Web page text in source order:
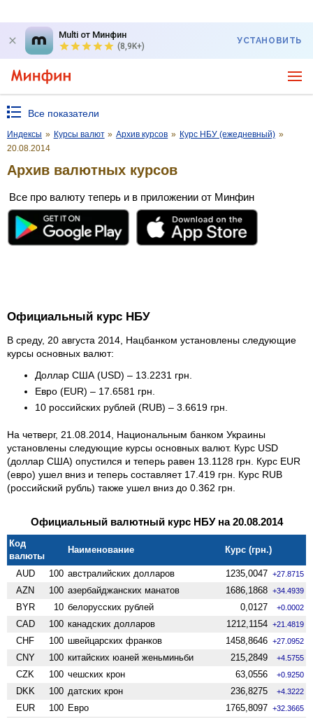
Multi от Минфин
(8,9K+)
УСТАНОВИТЬ
Все показатели
Индексы » Курсы валют » Архив курсов » Курс НБУ (ежедневный) »
20.08.2014
Архив валютных курсов
Все про валюту теперь и в приложении от Минфин
Официальный курс НБУ
В среду, 20 августа 2014, Нацбанком установлены следующие
курсы основных валют:
Доллар США (USD) – 13.2231 грн.
Евро (EUR) – 17.6581 грн.
10 российских рублей (RUB) – 3.6619 грн.
На четверг, 21.08.2014, Национальным банком Украины
установлены следующие курсы основных валют. Курс USD
(доллар США) опустился и теперь равен 13.1128 грн. Курс EUR
(евро) ушел вниз и теперь составляет 17.419 грн. Курс RUB
(российский рубль) также ушел вниз до 0.362 грн.
Официальный валютный курс НБУ на 20.08.2014
Код
валюты
Наименование Курс (грн.)
AUD 100 австралийских долларов 1235,0047 +27.8715
AZN 100 азербайджанских манатов 1686,1868 +34.4939
BYR 10 белорусских рублей 0,0127 +0.0002
CAD 100 канадских долларов 1212,1154 +21.4819
CHF 100 швейцарских франков 1458,8646 +27.0952
CNY 100 китайских юаней женьминьби 215,2849 +4.5755
CZK 100 чешских крон 63,0556 +0.9250
DKK 100 датских крон 236,8275 +4.3222
EUR 100 Евро 1765,8097 +32.3665